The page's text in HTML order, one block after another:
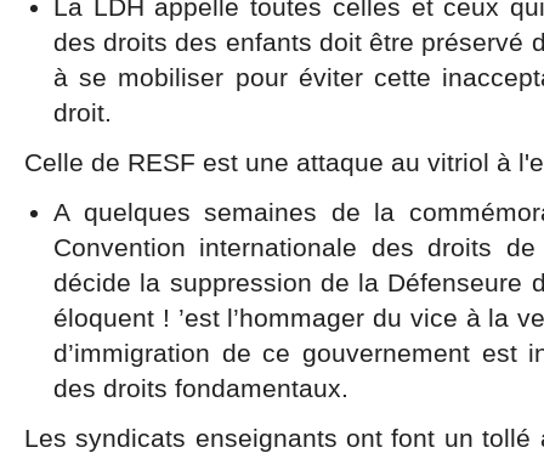
La LDH appelle toutes celles et ceux
des droits des enfants doit être préservé
à se mobiliser pour éviter cette
droit.
Celle de RESF est une attaque au vitriol à
A quelques semaines de la
Convention internationale des droits de
décide la suppression de la Défenseure
éloquent ! ’est l’hommager du vice à la
d’immigration de ce gouvernement est
des droits fondamentaux.
Les syndicats enseignants ont font un